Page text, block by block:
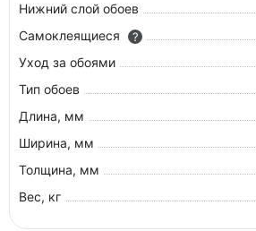
Нижний слой обоев
Самоклеящиеся
?
Уход за обоями
Тип обоев
Длина, мм
Ширина, мм
Толщина, мм
Вес, кг